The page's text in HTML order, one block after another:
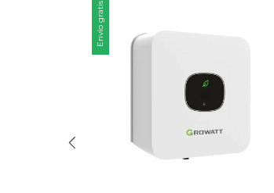
Envío gratis